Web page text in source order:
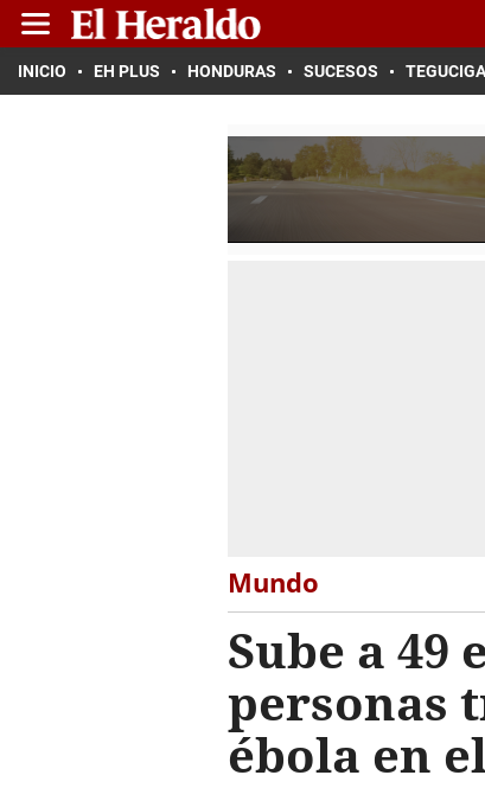
INICIO EH PLUS HONDURAS SUCESOS
Mundo
Sube a 49
personas
ébola en